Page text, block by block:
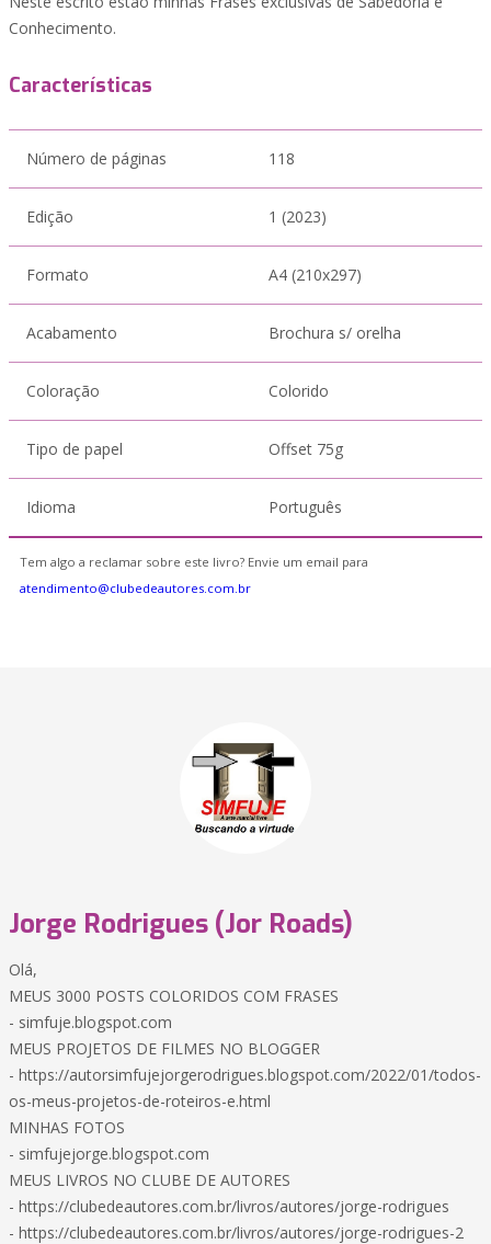
Conhecimento.
Características
Número de páginas 118
Edição 1 (2023)
Formato A4 (210x297)
Acabamento Brochura s/ orelha
Coloração Colorido
Tipo de papel Offset 75g
Idioma Português
Tem algo a reclamar sobre este livro? Envie um email para
atendimento@clubedeautores.com.br
Jorge Rodrigues (Jor Roads)
Olá,
MEUS 3000 POSTS COLORIDOS COM FRASES
- simfuje.blogspot.com
MEUS PROJETOS DE FILMES NO BLOGGER
- https://autorsimfujejorgerodrigues.blogspot.com/2022/01/todos-
os-meus-projetos-de-roteiros-e.html
MINHAS FOTOS
- simfujejorge.blogspot.com
MEUS LIVROS NO CLUBE DE AUTORES
- https://clubedeautores.com.br/livros/autores/jorge-rodrigues
- https://clubedeautores.com.br/livros/autores/jorge-rodrigues-2